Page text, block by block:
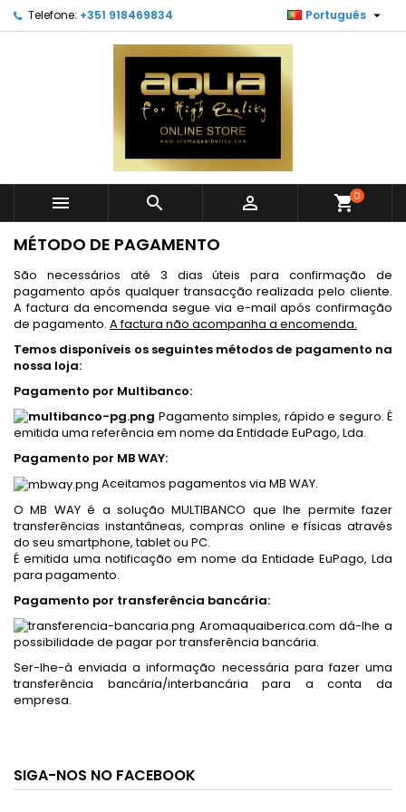
Telefone: +351 918469834 Português 
   shopping_cart0
MÉTODO DE PAGAMENTO
São necessários até 3 dias úteis para confirmação de
pagamento após qualquer transacção realizada pelo cliente.
A factura da encomenda segue via e-mail após confirmação
de pagamento. A factura não acompanha a encomenda.
Temos disponíveis os seguintes métodos de pagamento na
nossa loja:
Pagamento por Multibanco:
Pagamento simples, rápido e seguro. É
emitida uma referência em nome da Entidade EuPago, Lda.
Pagamento por MB WAY:
Aceitamos pagamentos via MB WAY.
O MB WAY é a solução MULTIBANCO que lhe permite fazer
transferências instantâneas, compras online e físicas através
do seu smartphone, tablet ou PC.
É emitida uma notificação em nome da Entidade EuPago, Lda
para pagamento.
Pagamento por transferência bancária:
Aromaquaiberica.com dá-lhe a
possibilidade de pagar por transferência bancária.
Ser-lhe-à enviada a informação necessária para fazer uma
transferência bancária/interbancária para a conta da
empresa.
SIGA-NOS NO FACEBOOK